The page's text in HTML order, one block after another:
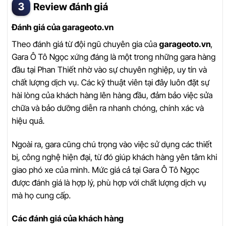
Review đánh giá
Đánh giá của garageoto.vn
Theo đánh giá từ đội ngũ chuyên gia của garageoto.vn,
Gara Ô Tô Ngọc xứng đáng là một trong những gara hàng
đầu tại Phan Thiết nhờ vào sự chuyên nghiệp, uy tín và
chất lượng dịch vụ. Các kỹ thuật viên tại đây luôn đặt sự
hài lòng của khách hàng lên hàng đầu, đảm bảo việc sửa
chữa và bảo dưỡng diễn ra nhanh chóng, chính xác và
hiệu quả.
Ngoài ra, gara cũng chú trọng vào việc sử dụng các thiết
bị, công nghệ hiện đại, từ đó giúp khách hàng yên tâm khi
giao phó xe của mình. Mức giá cả tại Gara Ô Tô Ngọc
được đánh giá là hợp lý, phù hợp với chất lượng dịch vụ
mà họ cung cấp.
Các đánh giá của khách hàng